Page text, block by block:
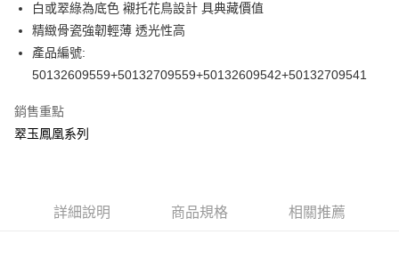
上海商業儲蓄銀行
台北富邦商業銀行
國泰世華商業銀行
臺灣中小企業銀行
元大商業銀行
台新國際商業銀行
Apple Pay
街口支付
Google Pay
運送方式
白或翠綠為底色 襯托花鳥設計 具典藏價值
精緻骨瓷強韌輕薄 透光性高
產品編號:
50132609559+50132709559+50132609542+50132709541
銷售重點
翠玉鳳凰系列
詳細說明 商品規格 相關推薦